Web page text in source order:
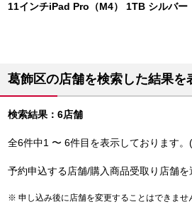
11インチiPad Pro（M4） 1TB シルバー
葛飾区の店舗を検索した結果を
検索結果：6店舗
全6件中1 〜 6件目を表示しております。
予約申込する店舗/購入商品受取り店舗を
申し込み後に店舗を変更することはできませ